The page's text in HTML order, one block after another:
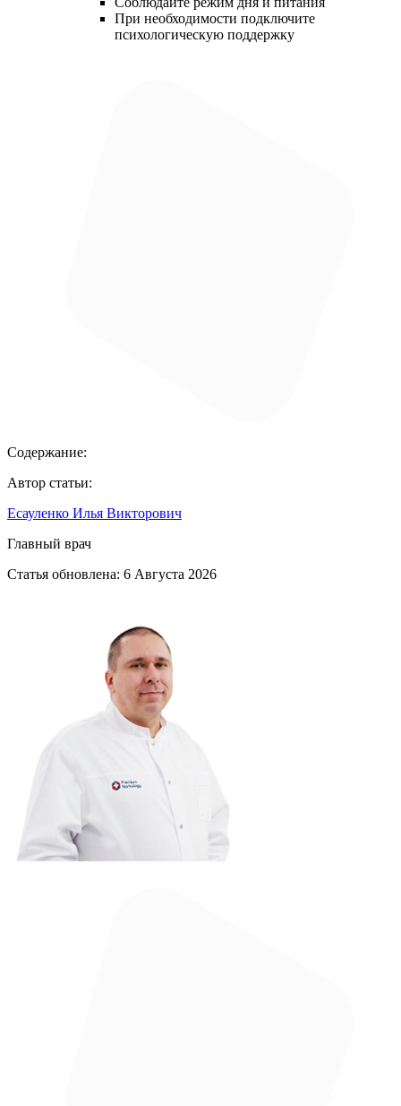
При необходимости подключите
психологическую поддержку
Содержание:
Автор статьи:
Есауленко Илья Викторович
Главный врач
Статья обновлена: 6 Августа 2026